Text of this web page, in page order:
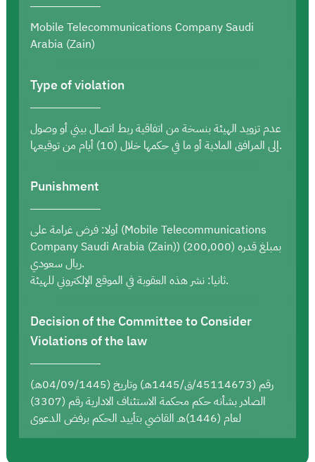
Mobile Telecommunications Company Saudi
Arabia (Zain)
Type of violation
عدم تزويد الهيئة بنسخة من اتفاقية ربط اتصال بيني أو وصول
إلى المرافق المادية أو ما في حكمها خلال (10) أيام من توقيعها.
Punishment
أولا: فرض غرامة على (Mobile Telecommunications
Company Saudi Arabia (Zain)) بمبلغ قدره (200,000)
ريال سعودي.
ثانيا: نشر هذه العقوبة في الموقع الإلكتروني للهيئة.
Decision of the Committee to Consider
Violations of the law
رقم (45114673/ق/1445هـ) وتاريخ (04/09/1445هـ)
الصادر بشأنه حكم محكمة الاستئناف الادارية رقم (3307)
لعام (1446)هـ القاضي بتأييد الحكم برفض الدعوى